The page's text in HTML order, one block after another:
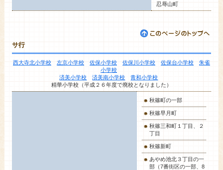
忍辱山町
サ行
西大寺北小学校 左京小学校 佐保小学校 佐保川小学校 佐保台小学校
朱雀
小学校
済美小学校
済美南小学校
青和小学校
精華小学校（平成２６年度で廃校となりました）
秋篠町の一部
秋篠早月町
秋篠三和町１丁目、２
丁目
秋篠新町
あやめ池北３丁目の一
部（7番街区の一部、8